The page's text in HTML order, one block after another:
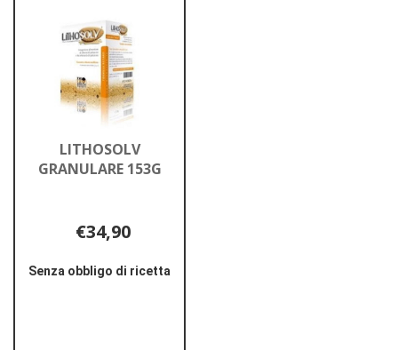
LITHOSOLV
GRANULARE 153G
€34,90
Senza obbligo di ricetta